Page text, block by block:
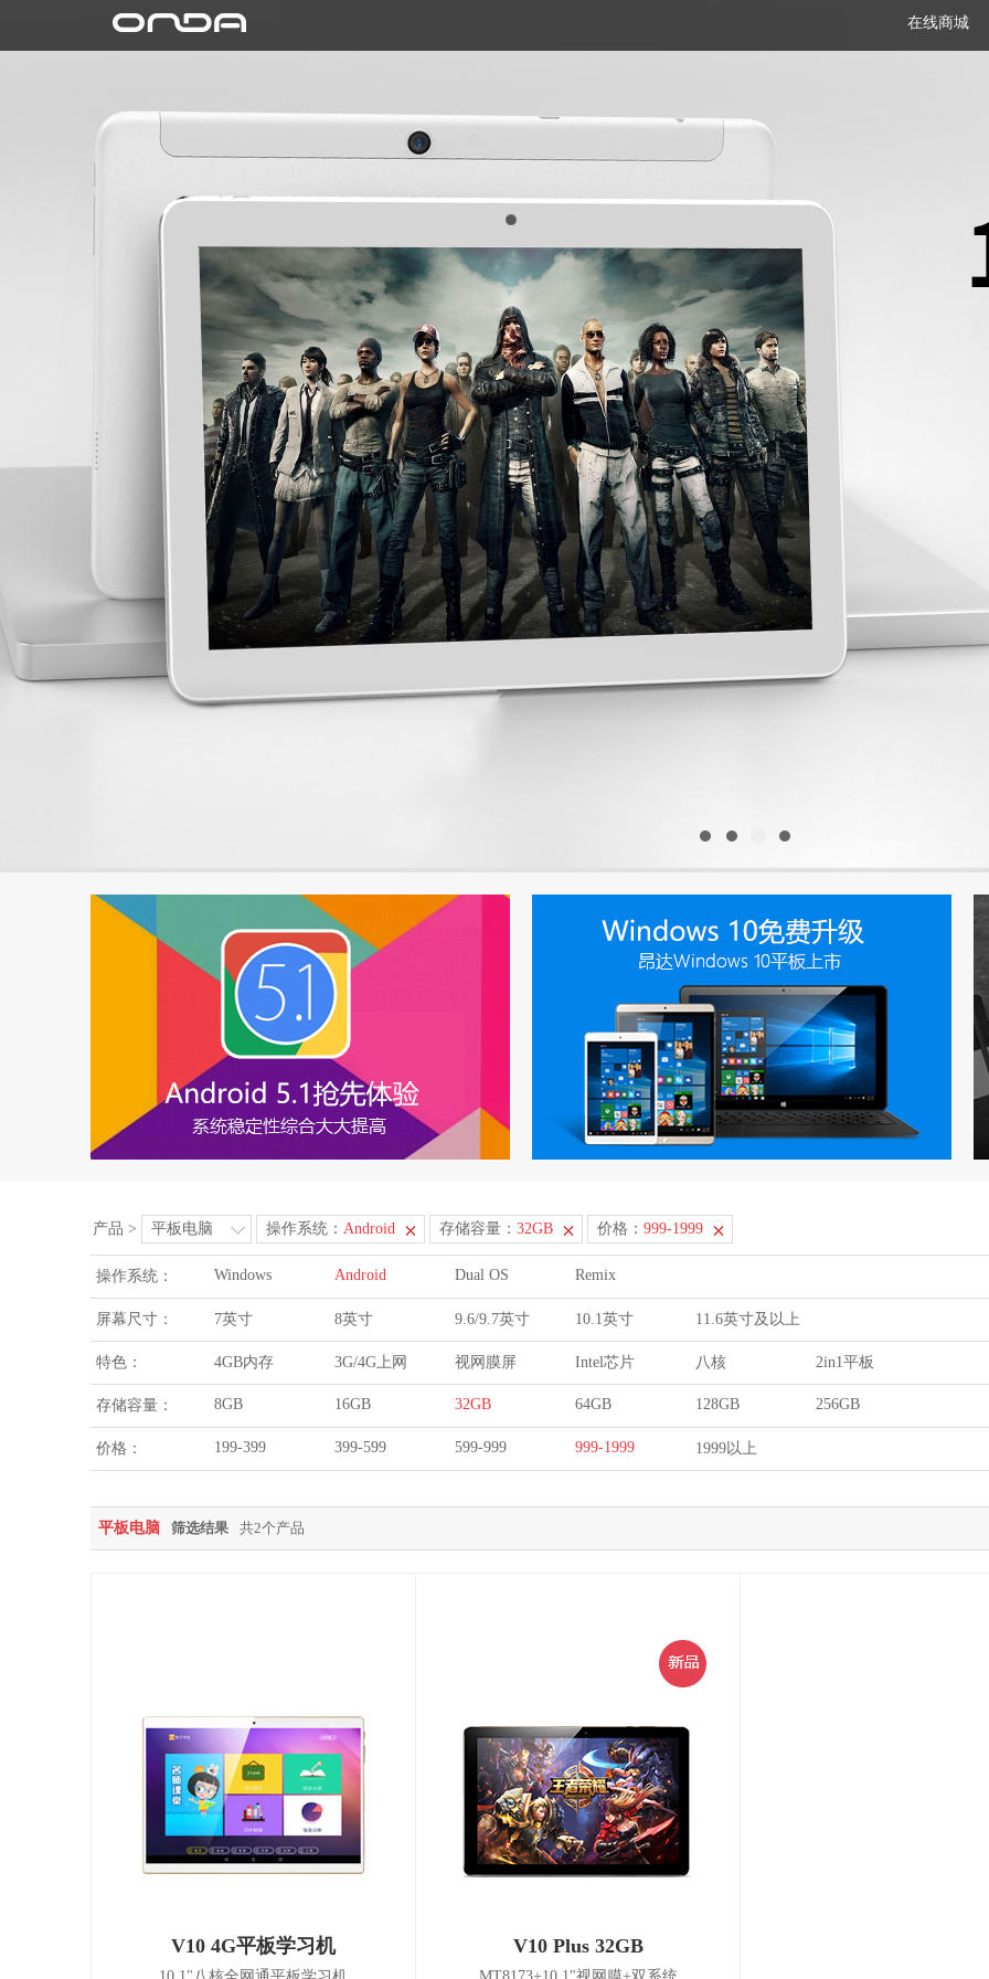
在线商城
笔记本
产品 > 平板电脑 操作系统： Android 存储容量： 32GB 价格： 999-1999
操作系统： Windows Android Dual OS Remix
屏幕尺寸： 7英寸 8英寸 9.6/9.7英寸 10.1英寸 11.6英寸及以上
特色： 4GB内存 3G/4G上网 视网膜屏 Intel芯片 八核 2in1平板
存储容量： 8GB 16GB 32GB 64GB 128GB 256GB
价格： 199-399 399-599 599-999 999-1999 1999以上
平板电脑 筛选结果 共2个产品
V10 4G平板学习机 V10 Plus 32GB